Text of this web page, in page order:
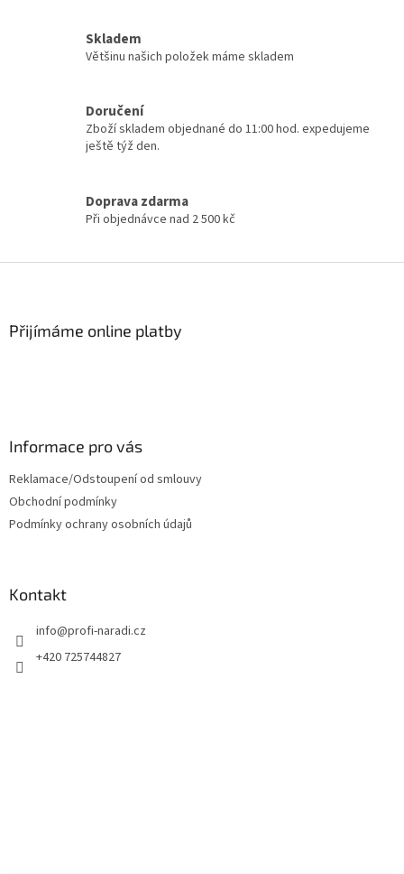
í
k
i
s
n
í
Skladem
Většinu našich položek máme skladem
Doručení
Zboží skladem objednané do 11:00 hod. expedujeme
ještě týž den.
Doprava zdarma
Při objednávce nad 2 500 kč
Přijímáme online platby
Informace pro vás
Reklamace/Odstoupení od smlouvy
Obchodní podmínky
Podmínky ochrany osobních údajů
Kontakt
info@profi-naradi.cz
+420 725744827